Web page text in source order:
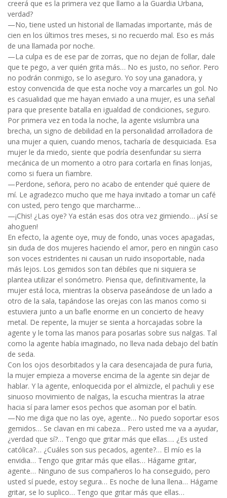
creerá que es la primera vez que llamo a la Guardia Urbana,
verdad?
—No, tiene usted un historial de llamadas importante, más de
cien en los últimos tres meses, si no recuerdo mal. Eso es más
de una llamada por noche.
—La culpa es de ese par de zorras, que no dejan de follar, dale
que te pego, a ver quién grita más… No es justo, no señor. Pero
no podrán conmigo, se lo aseguro. Yo soy una ganadora, y
estoy convencida de que esta noche voy a marcarles un gol. No
es casualidad que me hayan enviado a una mujer, es una señal
para que presente batalla en igualdad de condiciones, seguro.
Por primera vez en toda la noche, la agente vislumbra una
brecha, un signo de debilidad en la personalidad arrolladora de
una mujer a quien, cuando menos, tacharía de desquiciada. Esa
mujer le da miedo, siente que podría desenfundar su sierra
mecánica de un momento a otro para cortarla en finas lonjas,
como si fuera un fiambre.
—Perdone, señora, pero no acabo de entender qué quiere de
mí. Le agradezco mucho que me haya invitado a tomar un café
con usted, pero tengo que marcharme…
—¡Chis! ¿Las oye? Ya están esas dos otra vez gimiendo… ¡Así se
ahoguen!
En efecto, la agente oye, muy de fondo, unas voces apagadas,
sin duda de dos mujeres haciendo el amor, pero en ningún caso
son voces estridentes ni causan un ruido insoportable, nada
más lejos. Los gemidos son tan débiles que ni siquiera se
plantea utilizar el sonómetro. Piensa que, definitivamente, la
mujer está loca, mientras la observa paseándose de un lado a
otro de la sala, tapándose las orejas con las manos como si
estuviera junto a un bafle enorme en un concierto de heavy
metal. De repente, la mujer se sienta a horcajadas sobre la
agente y le toma las manos para posarlas sobre sus nalgas. Tal
como la agente había imaginado, no lleva nada debajo del batín
de seda.
Con los ojos desorbitados y la cara desencajada de pura furia,
la mujer empieza a moverse encima de la agente sin dejar de
hablar. Y la agente, enloquecida por el almizcle, el pachuli y ese
sinuoso movimiento de nalgas, la escucha mientras la atrae
hacia sí para lamer esos pechos que asoman por el batín.
—No me diga que no las oye, agente… No puedo soportar esos
gemidos… Se clavan en mi cabeza… Pero usted me va a ayudar,
¿verdad que sí?… Tengo que gritar más que ellas…. ¿Es usted
católica?… ¿Cuáles son sus pecados, agente?… El mío es la
envidia… Tengo que gritar más que ellas… Hágame gritar,
agente… Ninguno de sus compañeros lo ha conseguido, pero
usted sí puede, estoy segura… Es noche de luna llena… Hágame
gritar, se lo suplico… Tengo que gritar más que ellas…